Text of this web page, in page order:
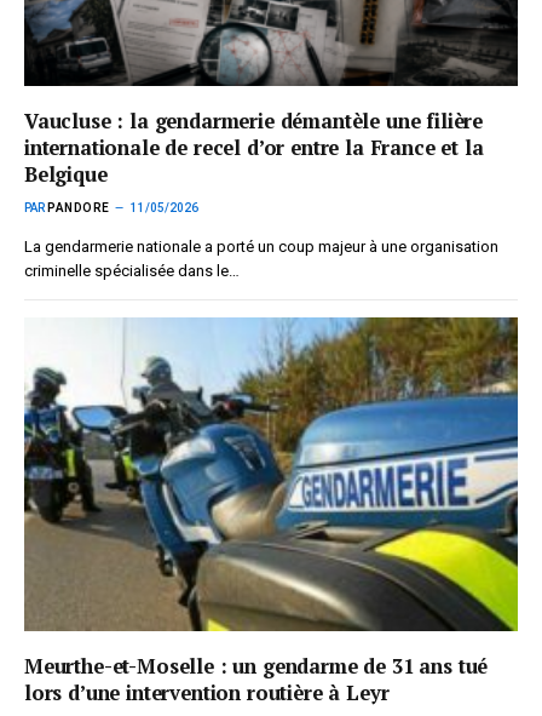
Vaucluse : la gendarmerie démantèle une filière
internationale de recel d’or entre la France et la
Belgique
PAR PANDORE 11/05/2026
La gendarmerie nationale a porté un coup majeur à une organisation
criminelle spécialisée dans le…
Meurthe-et-Moselle : un gendarme de 31 ans tué
lors d’une intervention routière à Leyr